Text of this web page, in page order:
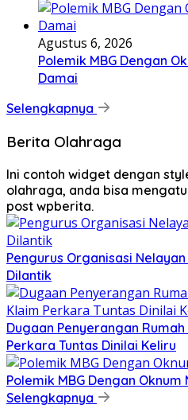
Agustus 6, 2026
Polemik MBG Dengan
Damai
Selengkapnya
Berita Olahraga
Ini contoh widget dengan
olahraga, anda bisa
post wpberita.
Pengurus Organisasi Nelayan
Dilantik
Dugaan Penyerangan
Perkara Tuntas Dinilai Keliru
Polemik MBG Dengan
Selengkapnya